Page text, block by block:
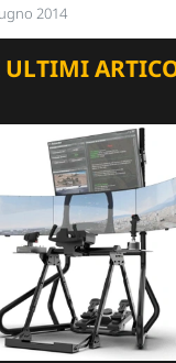
2014
ULTIMI